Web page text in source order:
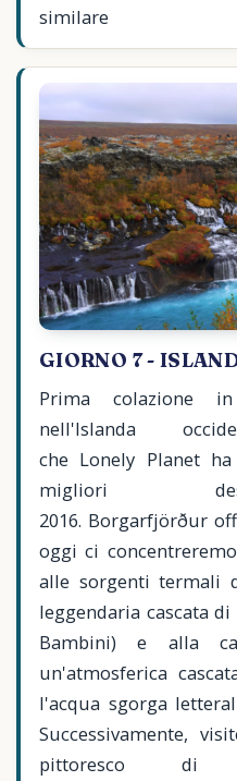
similare
GIORNO 7 -
Prima colazione
nell'Islanda
che Lonely Planet
migliori
2016. Borgarfjörður
oggi ci
alle sorgenti termali
leggendaria cascata
Bambini) e alla
un'atmosferica
l'acqua sgorga
Successivamente,
pittoresco di